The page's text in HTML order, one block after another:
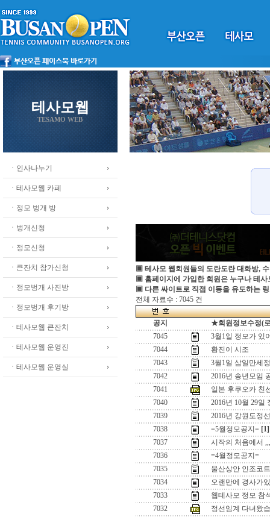
테사모웹
TESAMO WEB
ㆍ인사나누기
ㆍ테사모웹 카페
ㆍ정모 벙개 방
ㆍ벙개신청
ㆍ정모신청
ㆍ큰잔치 참가신청
ㆍ정모벙개 사진방
ㆍ정모벙개 후기방
ㆍ테사모웹 큰잔치
ㆍ테사모웹 운영진
ㆍ테사모웹 운영실
▣ 테사모 웹회원들의 도란도란 대화방,
▣ 홈페이지에 가입한 회원은 누구나 테사
▣ 다른 싸이트로 직접 이동을 유도하는
전체 자료수 : 7045 건
공지
★회원정보수정(
7045
3월1일 정모가 있
7044
황진이 시조
7043
3월1일 삼일만세
7042
2016년 송년모임
7041
일본 후쿠오카 친
7040
2016년 10월 29일
7039
2016년 강원도정
7038
=5월정모공지= [1]
7037
시작의 처음에서 ,,,
7036
=4월정모공지=
7035
울산상안 인조코
7034
오랜만에 경사가
7033
웹테사모 정모 참
7032
정선임계 다녀왔